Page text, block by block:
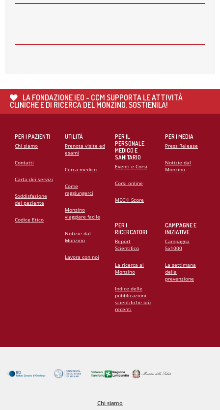
🌍 RIPARTE LA SECONDA FASE DEL PROGETTO DI
PROF. GIANFRANCO SINAGRA AL CONGRESSO
CARDIO MONZINO 2025
LA FONDAZIONE IEO - CCM SUPPORTA LE ATTIVITÀ
CLINICHE E DI RICERCA DEL MONZINO. SOSTIENILA!
PER I PAZIENTI
Chi siamo
Contatti
Carta dei servizi
Soddisfazione
del paziente
Codice Etico
UTILITÀ
Prenota visite ed
esami
Cerca medico
Come
raggiungerci
Monzino
viaggiare facile
Notizie dal
Monzino
Lavora con noi
PER IL
PERSONALE
MEDICO E
SANITARIO
Eventi e Corsi
Corsi online
MECKI Score
PER I
RICERCATORI
Report
Scientifico
La ricerca al
Monzino
Indice delle
pubblicazioni
scientifiche più
recenti
PER I MEDIA
Press Release
Notizie dal
Monzino
CAMPAGNE E
INIZIATIVE
Campagna
5x1000
La settimana
della
prevenzione
Chi siamo